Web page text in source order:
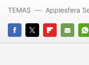
FACEBOOK
TWITTERFLIPBOARD
E-
TEMAS Applesfera